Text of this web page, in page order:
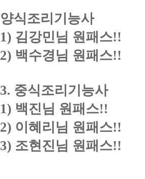
양식조리기능사
1) 김강민님 원패스!!
2) 백수경님 원패스!!
3. 중식조리기능사
1) 백진님 원패스!!
2) 이혜리님 원패스!!
3) 조현진님 원패스!!